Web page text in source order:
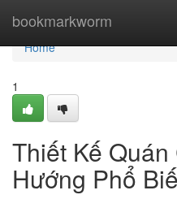
bookmarkworm
Home
Home
1
Thiết Kế
Hướng Phổ